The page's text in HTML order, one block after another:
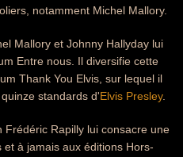
notamment Michel Mallory.
Mallory et Johnny Hallyday lui
Entre nous. Il diversifie cette
Thank You Elvis, sur lequel il
standards d'Elvis Presley.
Frédéric Rapilly lui consacre une
à jamais aux éditions Hors-